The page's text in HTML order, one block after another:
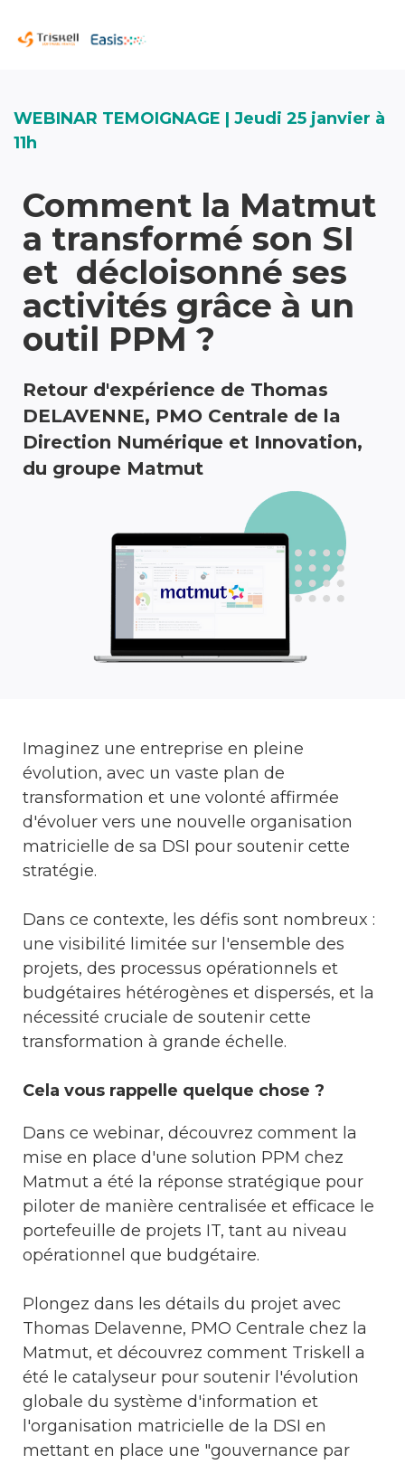
WEBINAR TEMOIGNAGE | Jeudi 25 janvier à
11h
Comment la Matmut
a transformé son SI
et décloisonné ses
activités grâce à un
outil PPM ?
Retour d'expérience de Thomas
DELAVENNE, PMO Centrale de la
Direction Numérique et Innovation,
du groupe Matmut
Imaginez une entreprise en pleine
évolution, avec un vaste plan de
transformation et une volonté affirmée
d'évoluer vers une nouvelle organisation
matricielle de sa DSI pour soutenir cette
stratégie.
Dans ce contexte, les défis sont nombreux :
une visibilité limitée sur l'ensemble des
projets, des processus opérationnels et
budgétaires hétérogènes et dispersés, et la
nécessité cruciale de soutenir cette
transformation à grande échelle.
Cela vous rappelle quelque chose ?
Dans ce webinar, découvrez comment la
mise en place d'une solution PPM chez
Matmut a été la réponse stratégique pour
piloter de manière centralisée et efficace le
portefeuille de projets IT, tant au niveau
opérationnel que budgétaire.
Plongez dans les détails du projet avec
Thomas Delavenne, PMO Centrale chez la
Matmut, et découvrez comment Triskell a
été le catalyseur pour soutenir l'évolution
globale du système d'information et
l'organisation matricielle de la DSI en
mettant en place une "gouvernance par